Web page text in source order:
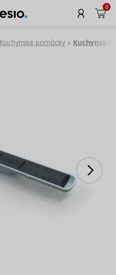
0
Kuchynské pomôcky » Kuchynské